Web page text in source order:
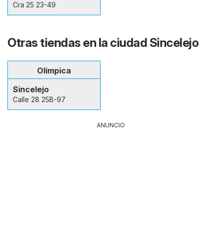
Cra 25 23-49
Otras tiendas en la ciudad Sincelejo
Olímpica
Sincelejo
Calle 28 25B-97
ANUNCIO